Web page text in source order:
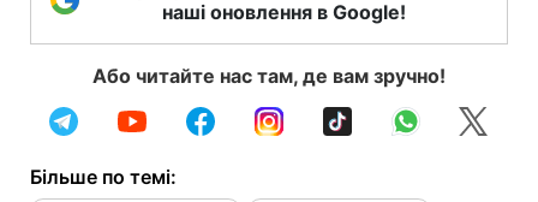
наші оновлення в Google!
Або читайте нас там, де вам зручно!
Більше по темі: